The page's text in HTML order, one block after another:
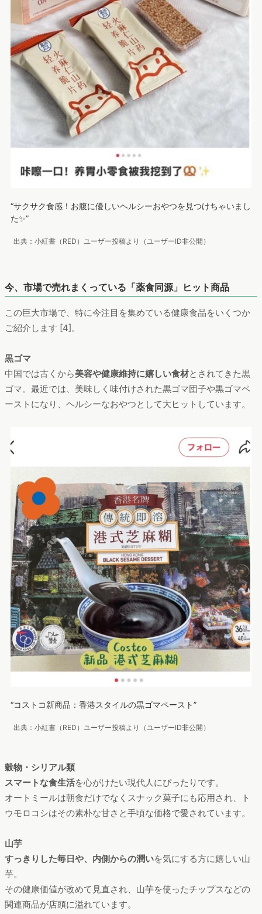
“サクサク食感！お腹に優しいヘルシーおやつを見つけちゃいまし
た✨”
出典：小紅書（RED）ユーザー投稿より（ユーザーID非公開）
今、市場で売れまくっている「薬食同源」ヒット商品
この巨大市場で、特に今注目を集めている健康食品をいくつか
ご紹介します [4]。
黒ゴマ
中国では古くから美容や健康維持に嬉しい食材とされてきた黒
ゴマ。最近では、美味しく味付けされた黒ゴマ団子や黒ゴマペ
ーストになり、ヘルシーなおやつとして大ヒットしています。
“コストコ新商品：香港スタイルの黒ゴマペースト”
出典：小紅書（RED）ユーザー投稿より（ユーザーID非公開）
穀物・シリアル類
スマートな食生活を心がけたい現代人にぴったりです。
オートミールは朝食だけでなくスナック菓子にも応用され、ト
ウモロコシはその素朴な甘さと手頃な価格で愛されています。
山芋
すっきりした毎日や、内側からの潤いを気にする方に嬉しい山
芋。
その健康価値が改めて見直され、山芋を使ったチップスなどの
関連商品が店頭に溢れています。